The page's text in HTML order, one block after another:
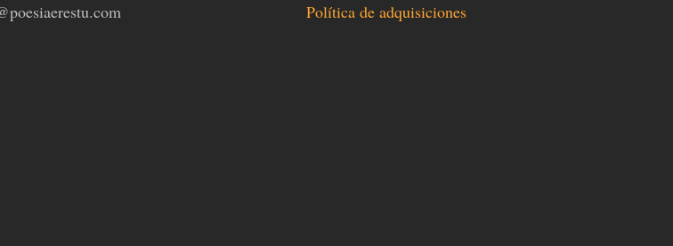
Política de adquisiciones